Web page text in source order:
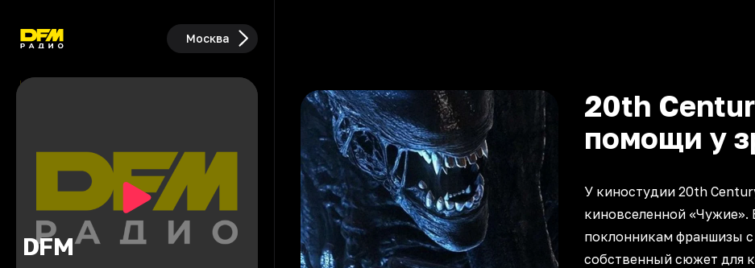
Москва
DFM
20th
помощи у
У киностудии 20th
киновселенной «Чужие».
поклонникам франшизы
собственный сюжет для